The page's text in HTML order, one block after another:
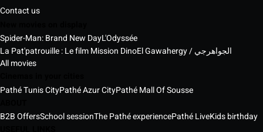
Contact us
Spider-Man: Brand New DayL'Odyssée
La Pat'patrouille : Le film Mission Dino
El Gawahergy / الجواهرجي
All movies
Pathé Tunis CityPathé Azur CityPathé Mall Of Sousse
B2B OffersSchool sessionThe Pathé experiencePathé LiveKids birthday